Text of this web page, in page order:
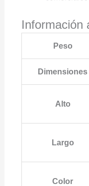
Información
Peso
Dimensiones
Alto
Largo
Color